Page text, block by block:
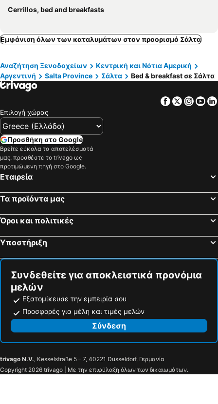
Cerrillos, bed and breakfasts
Εμφάνιση όλων των καταλυμάτων στον προορισμό Σάλτα
Αναζήτηση Ξενοδοχείων
Κεντρική και Νότια Αμερική
Αργεντινή
Salta Province Σάλτα Bed & breakfast σε Σάλτα
Facebook
Twitter
Επιλογή χώρας
Προσθήκη στο Google
Βρείτε εύκολα τα αποτελέσματά
μας: προσθέστε το trivago ως
προτιμώμενη πηγή στο Google.
Εταιρεία
Τα προϊόντα μας
Όροι και πολιτικές
Υποστήριξη
Συνδεθείτε για αποκλειστικά προνόμια
μελών
Εξατομίκευσε την εμπειρία σου
Προσφορές για μέλη και τιμές μελών
Σύνδεση
trivago N.V., Kesselstraße 5 – 7, 40221 Düsseldorf, Γερμανία
Copyright 2026 trivago | Με την επιφύλαξη όλων των δικαιωμάτων.